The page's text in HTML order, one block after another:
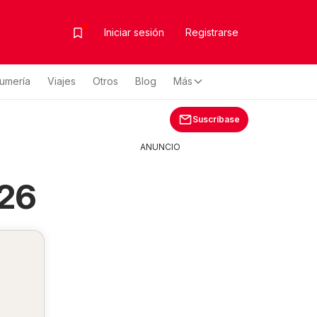
Iniciar sesión Registrarse
Viajes Otros Blog Más
Suscríbase
ANUNCIO